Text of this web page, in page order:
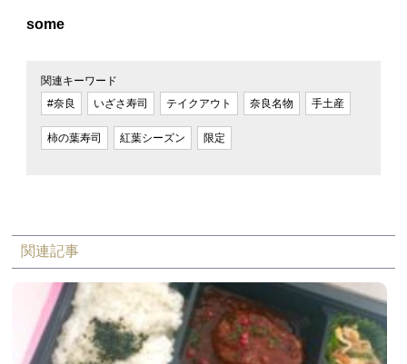
some
関連キーワード
#奈良
いざさ寿司 テイクアウト 奈良名物 手土産
柿の葉寿司 紅葉シーズン 限定
関連記事